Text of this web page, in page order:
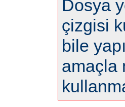
Dosya
çizgisi
bile
amaçla